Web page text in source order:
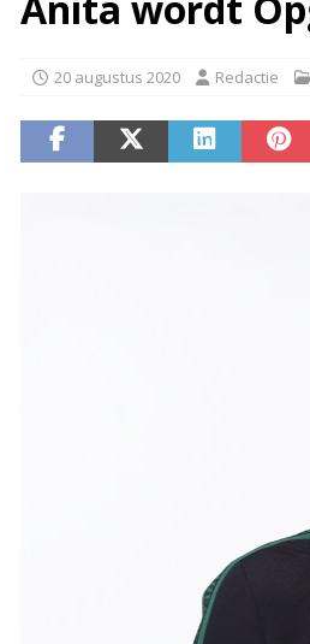
Televisie wint snel
20 augustus 2020 Redactie